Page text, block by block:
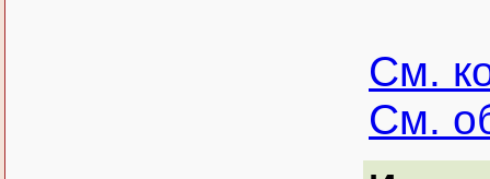
См.
См.